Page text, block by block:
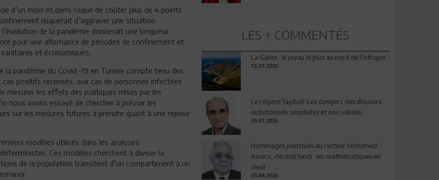
d’un mois et demi risque de coûter plus de 4 points
risquerait d’aggraver une situation
de la pandémie donnerait une longueur
pour une alternance de périodes de confinement et
sanitaires et économiques.
la pandémie du Covid -19 en Tunisie compte tenu des
positifs recensés, aux cas de personnes infectées
mesurer les effets des politiques mises par les
nous avons essayé de chercher à prévoir les
sur les mesures futures à prendre quant à une reprise
modèles utilisés dans les analyses
Ces modèles cherchent à diviser la
de la population transitent d’un compartiment à un
LES + COMMENTÉS
La Galite : le joyau le plus au nord de l'Afrique
12.07.2026
Le régime Tayibat: Les dangers des discours
nutritionnels simplistes et non validés
09.07.2026
Hommages ponctués au recteur Mohamed
Amara, décédé lundi : les mathématiques en
deuil
03.08.2026